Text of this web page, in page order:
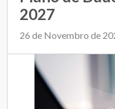
2027
26 de Novembro de